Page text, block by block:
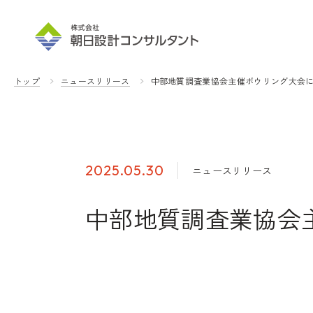
トップ ニュースリリース 中部地質調査業協会主催ボウリング大会
2025.05.30 ニュースリリース
中部地質調査業協